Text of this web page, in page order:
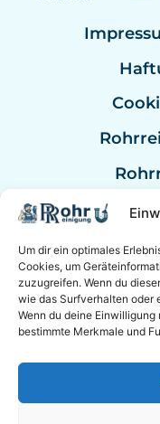
Um dir ein optimales
Cookies, um
zuzugreifen. Wenn du
wie das Surfverhalten oder
Wenn du deine
bestimmte Merkmale und
© 2026